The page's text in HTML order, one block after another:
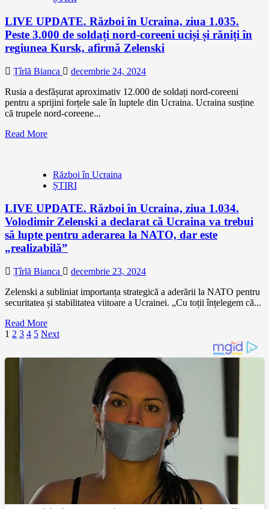
LIVE UPDATE. Război în Ucraina, ziua 1.035.
Peste 3.000 de soldați nord-coreeni uciși și răniți în
regiunea Kursk, afirmă Zelenski
Țîrlă Bianca
decembrie 24, 2024
Rusia a desfășurat aproximativ 12.000 de soldați nord-coreeni
pentru a sprijini forțele sale în luptele din Ucraina. Ucraina susține
că trupele nord-coreene...
Read More
Război în Ucraina
ȘTIRI
LIVE UPDATE. Război în Ucraina, ziua 1.034.
Volodimir Zelenski a declarat că Ucraina va trebui
să lupte pentru aderarea la NATO, dar este
„realizabilă”
Țîrlă Bianca
decembrie 23, 2024
Zelenski a subliniat importanța strategică a aderării la NATO pentru
securitatea și stabilitatea viitoare a Ucrainei. „Cu toții înțelegem că...
Read More
Paginație
1 2 3 4 5 Next